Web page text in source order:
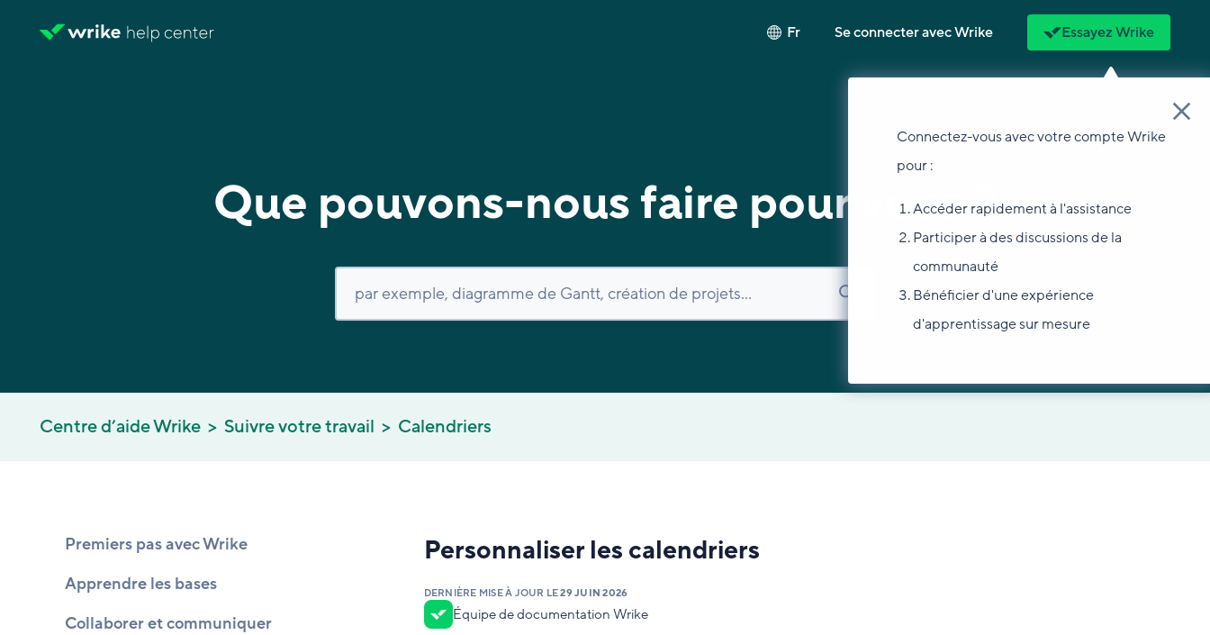
Fr Se connecter avec Wrike Essayez Wrike
Connectez-vous avec votre compte Wrike
pour :
Accéder rapidement à l'assistance
Participer à des discussions de la
communauté
Bénéficier d'une expérience
d'apprentissage sur mesure
Que pouvons-nous faire pour vous ?
Centre d’aide Wrike Suivre votre travail Calendriers
Premiers pas avec Wrike
Apprendre les bases
Collaborer et communiquer
Personnaliser les calendriers
DERNIÈRE MISE À JOUR LE29 JUIN 2026
Équipe de documentation Wrike